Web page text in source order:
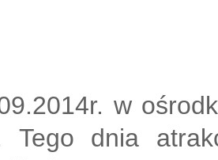
w
Tego dnia